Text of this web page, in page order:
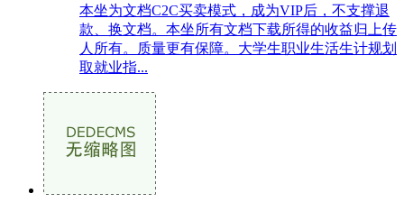
本坐为文档C2C买卖模式，成为VIP后，不支撑退
款、换文档。本坐所有文档下载所得的收益归上传
人所有。质量更有保障。大学生职业生活生计规划
取就业指...